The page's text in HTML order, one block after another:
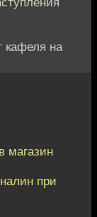
кафеля на
магазин
при